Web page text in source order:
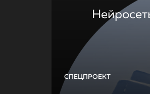
СПЕЦПРОЕКТ